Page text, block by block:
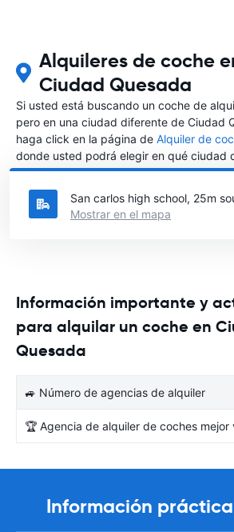
Alquileres de coche
Ciudad Quesada
Si usted está buscando un coche de
pero en una ciudad diferente de Ciudad
haga click en la página de Alquiler de
donde usted podrá elegir en qué ciudad
alquilar un coche.
San carlos high school, 25m
Mostrar en el mapa
Información importante y
para alquilar un coche en
Quesada
🚙 Número de agencias de alquiler
🏆 Agencia de alquiler de coches mejor
Información práctica